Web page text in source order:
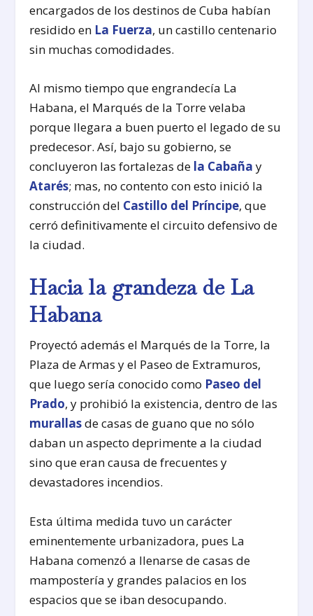
encargados de los destinos de Cuba habían
residido en La Fuerza, un castillo centenario
sin muchas comodidades.
Al mismo tiempo que engrandecía La
Habana, el Marqués de la Torre velaba
porque llegara a buen puerto el legado de su
predecesor. Así, bajo su gobierno, se
concluyeron las fortalezas de la Cabaña y
Atarés; mas, no contento con esto inició la
construcción del Castillo del Príncipe, que
cerró definitivamente el circuito defensivo de
la ciudad.
Hacia la grandeza de La
Habana
Proyectó además el Marqués de la Torre, la
Plaza de Armas y el Paseo de Extramuros,
que luego sería conocido como Paseo del
Prado, y prohibió la existencia, dentro de las
murallasde casas de guano que no sólo
daban un aspecto deprimente a la ciudad
sino que eran causa de frecuentes y
devastadores incendios.
Esta última medida tuvo un carácter
eminentemente urbanizadora, pues La
Habana comenzó a llenarse de casas de
mampostería y grandes palacios en los
espacios que se iban desocupando.